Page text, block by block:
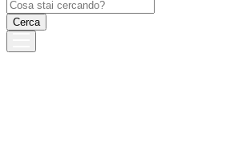
Ricerca
per: